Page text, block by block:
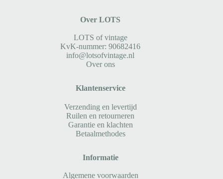
Over LOTS
LOTS of vintage
KvK-nummer: 90682416
info@lotsofvintage.nl
Over ons
Klantenservice
Verzending en levertijd
Ruilen en retourneren
Garantie en klachten
Betaalmethodes
Informatie
Algemene voorwaarden